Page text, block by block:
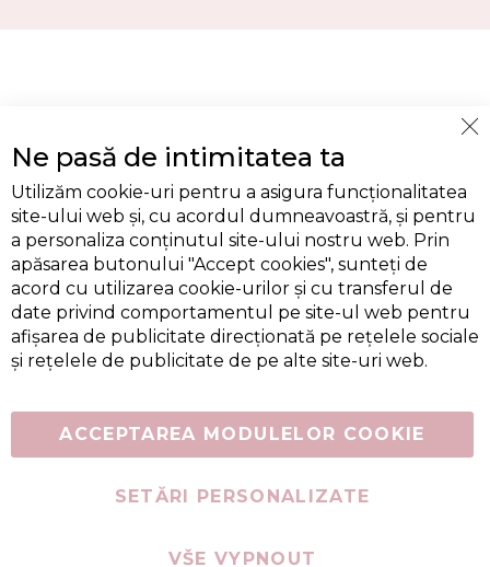
Ne pasă de intimitatea ta
Utilizăm cookie-uri pentru a asigura funcționalitatea
site-ului web și, cu acordul dumneavoastră, și pentru
a personaliza conținutul site-ului nostru web. Prin
apăsarea butonului "Accept cookies", sunteți de
acord cu utilizarea cookie-urilor și cu transferul de
date privind comportamentul pe site-ul web pentru
afișarea de publicitate direcționată pe rețelele sociale
și rețelele de publicitate de pe alte site-uri web.
ACCEPTAREA MODULELOR COOKIE
SETĂRI PERSONALIZATE
VŠE VYPNOUT